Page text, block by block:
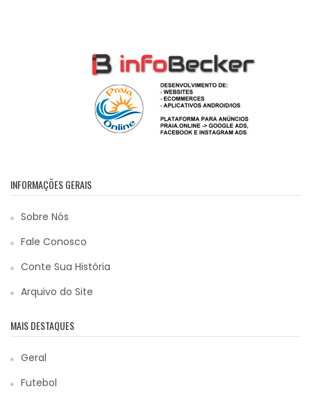
INFORMAÇÕES GERAIS
Sobre Nós
Fale Conosco
Conte Sua História
Arquivo do Site
MAIS DESTAQUES
Geral
Futebol